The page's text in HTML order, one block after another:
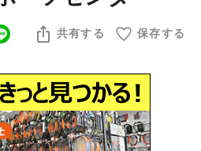
共有する 保存する